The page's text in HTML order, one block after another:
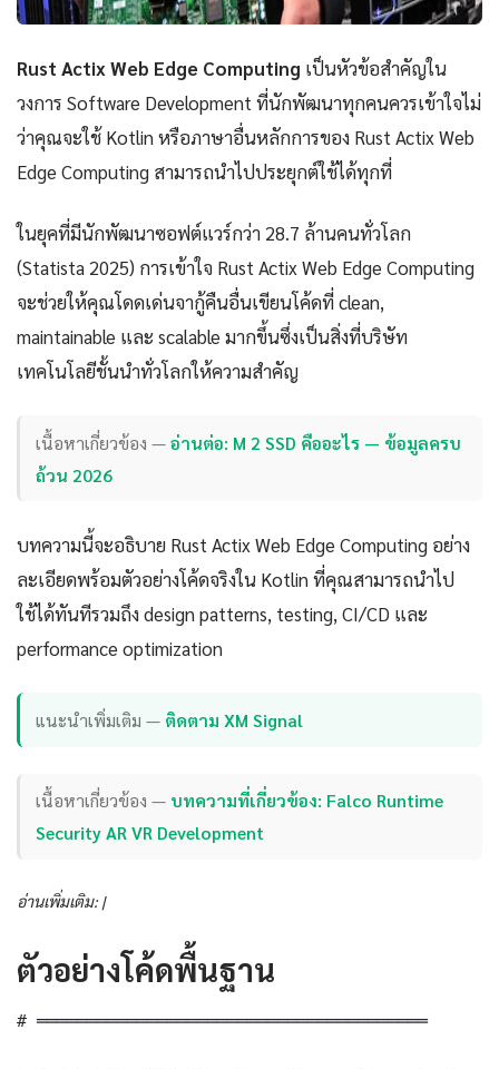
Rust Actix Web Edge Computing เป็นหัวข้อสำคัญใน
วงการ Software Development ที่นักพัฒนาทุกคนควรเข้าใจไม่
ว่าคุณจะใช้ Kotlin หรือภาษาอื่นหลักการของ Rust Actix Web
Edge Computing สามารถนำไปประยุกต์ใช้ได้ทุกที่
ในยุคที่มีนักพัฒนาซอฟต์แวร์กว่า 28.7 ล้านคนทั่วโลก
(Statista 2025) การเข้าใจ Rust Actix Web Edge Computing
จะช่วยให้คุณโดดเด่นจากู้คืนอื่นเขียนโค้ดที่ clean,
maintainable และ scalable มากขึ้นซึ่งเป็นสิ่งที่บริษัท
เทคโนโลยีชั้นนำทั่วโลกให้ความสำคัญ
เนื้อหาเกี่ยวข้อง —อ่านต่อ: M 2 SSD คืออะไร — ข้อมูลครบ
ถ้วน 2026
บทความนี้จะอธิบาย Rust Actix Web Edge Computing อย่าง
ละเอียดพร้อมตัวอย่างโค้ดจริงใน Kotlin ที่คุณสามารถนำไป
ใช้ได้ทันทีรวมถึง design patterns, testing, CI/CD และ
performance optimization
แนะนำเพิ่มเติม — ติดตาม XM Signal
เนื้อหาเกี่ยวข้อง — บทความที่เกี่ยวข้อง: Falco Runtime
Security AR VR Development
อ่านเพิ่มเติม: |
ตัวอย่างโค้ดพื้นฐาน
# ═══════════════════════════════════════